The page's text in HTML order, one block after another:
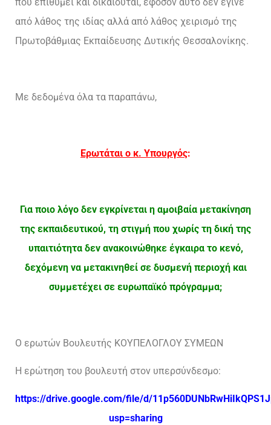
που επιθυμεί και δικαιούται, εφόσον αυτό δεν έγινε
από λάθος της ιδίας αλλά από λάθος χειρισμό της
Πρωτοβάθμιας Εκπαίδευσης Δυτικής Θεσσαλονίκης.
Με δεδομένα όλα τα παραπάνω,
Ερωτάται ο κ. Υπουργός:
Για ποιο λόγο δεν εγκρίνεται η αμοιβαία μετακίνηση
της εκπαιδευτικού, τη στιγμή που χωρίς τη δική της
υπαιτιότητα δεν ανακοινώθηκε έγκαιρα το κενό,
δεχόμενη να μετακινηθεί σε δυσμενή περιοχή και
συμμετέχει σε ευρωπαϊκό πρόγραμμα;
Ο ερωτών Βουλευτής ΚΟΥΠΕΛΟΓΛΟΥ ΣΥΜΕΩΝ
Η ερώτηση του βουλευτή στον υπερσύνδεσμο:
https://drive.google.com/file/d/
usp=sharing